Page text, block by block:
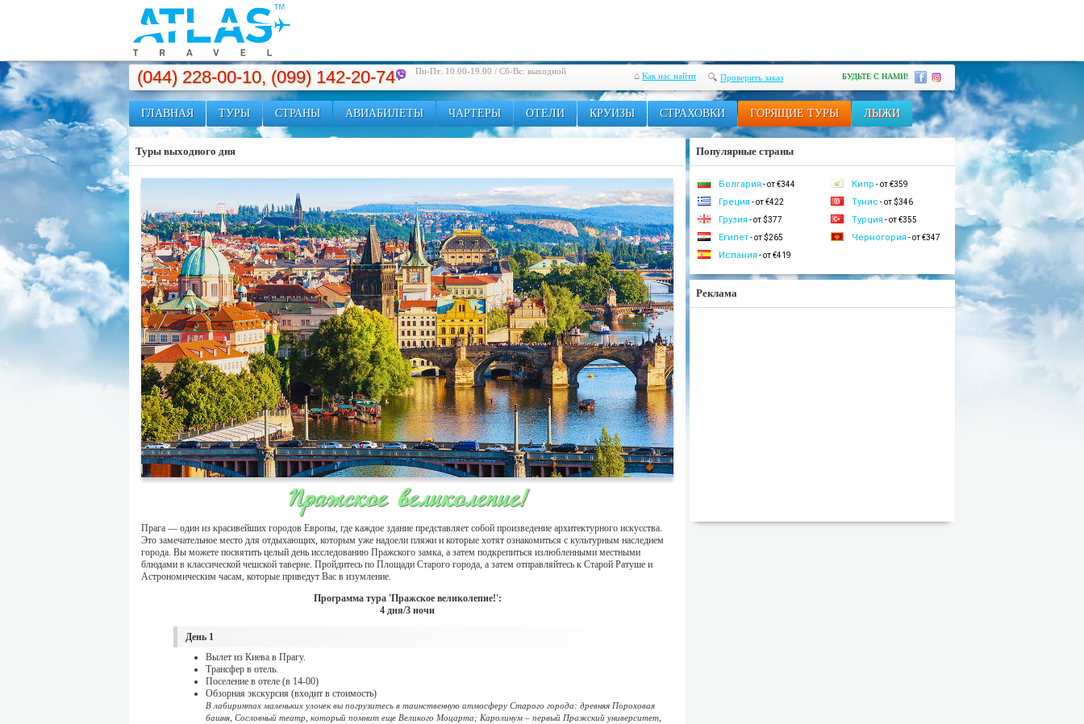
(044) 228-00-10, (099) 142-20-74 Пн-Пт: 10.00-19.00 / Сб-Вс: выходной ⌂ Как нас найти 🔍 Проверить заказ БУДЬТЕ С НАМИ!
ГЛАВНАЯ ТУРЫ СТРАНЫ АВИАБИЛЕТЫ ЧАРТЕРЫ ОТЕЛИ КРУИЗЫ СТРАХОВКИ ГОРЯЩИЕ ТУРЫ ЛЫЖИ
Туры выходного дня
Пражское великолепие!
Прага — один из красивейших городов Европы, где каждое здание представляет собой произведение архитектурного искусства.
Это замечательное место для отдыхающих, которым уже надоели пляжи и которые хотят ознакомиться с культурным наследием
города. Вы можете посвятить целый день исследованию Пражского замка, а затем подкрепиться излюбленными местными
блюдами в классической чешской таверне. Пройдитесь по Площади Старого города, а затем отправляйтесь к Старой Ратуше и
Астрономическим часам, которые приведут Вас в изумление.
Программа тура 'Пражское великолепие!':
4 дня/3 ночи
День 1
Вылет из Киева в Прагу.
Трансфер в отель.
Поселение в отеле (в 14-00)
Обзорная экскурсия (входит в стоимость)
В лабиринтах маленьких улочек вы погрузитесь в таинственную атмосферу Старого города: древняя Пороховая
башня, Сословный театр, который помнит еще Великого Моцарта; Каролинум – первый Пражский университет,
Популярные страны
Болгария - от €344
Греция - от €422
Грузия - от $377
Египет- от $265
Испания - от €419
Кипр - от €359
Тунис - от $346
Турция - от €355
Черногория - от €347
Реклама